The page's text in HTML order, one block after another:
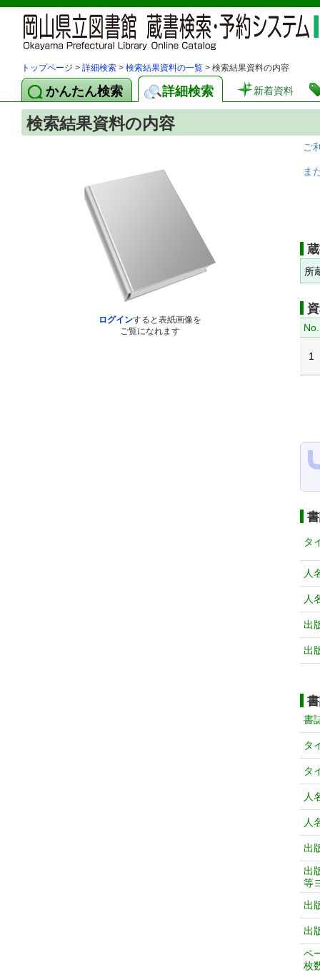
トップページ > 詳細検索 > 検索結果資料の一覧 > 検索結果資料の内容
かんたん検索 詳細検索 新着資料
検索結果資料の内容
ログインすると表紙画像を
ご覧になれます
ご
ま
所
No.
1
タ
人
人
出
出
書
タ
タ
人
人
出
出
等
出
出
ペ
枚